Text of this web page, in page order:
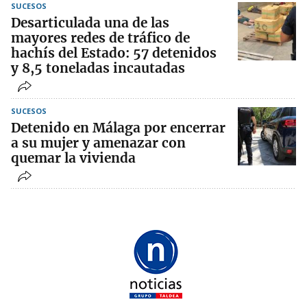
SUCESOS
Desarticulada una de las
mayores redes de tráfico de
hachís del Estado: 57 detenidos
y 8,5 toneladas incautadas
SUCESOS
Detenido en Málaga por encerrar
a su mujer y amenazar con
quemar la vivienda